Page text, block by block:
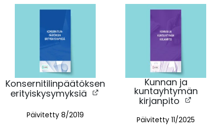
Konsernitilinpäätöksen
erityiskysymyksiä
Päivitetty 8/2019
Kunnan ja
kuntayhtymän
kirjanpito
Päivitetty 11/2025